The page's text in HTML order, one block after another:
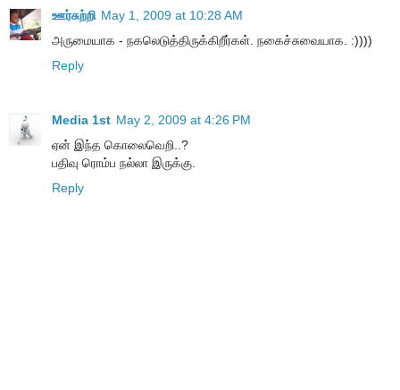
ஊர்சுற்றி May 1, 2009 at 10:28 AM
அருமையாக - நகலெடுத்திருக்கிறீர்கள். நகைச்சுவையாக. :))))
Reply
Media 1st May 2, 2009 at 4:26 PM
ஏன் இந்த கொலைவெறி..?
பதிவு ரொம்ப நல்லா இருக்கு.
Reply